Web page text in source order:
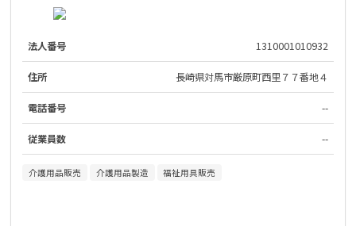
法人番号 1310001010932
住所 長崎県対馬市厳原町西里７７番地４
電話番号 --
従業員数 --
介護用品販売 介護用品製造 福祉用具販売